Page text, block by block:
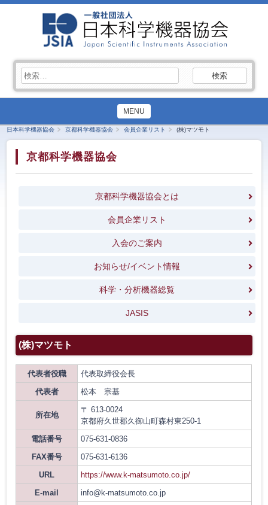
索:
MENU
日本科学機器協会 京都科学機器協会 会員企業リスト (株)マツモト
京都科学機器協会
京都科学機器協会とは
会員企業リスト
入会のご案内
お知らせ/イベント情報
科学・分析機器総覧
JASIS
(株)マツモト
代表者役職
代表取締役会長
代表者
松本 宗基
所在地
〒 613-0024
京都府久世郡久御山町森村東250-1
電話番号
075-631-0836
FAX番号
075-631-6136
URL
https://www.k-matsumoto.co.jp/
E-mail
info@k-matsumoto.co.jp